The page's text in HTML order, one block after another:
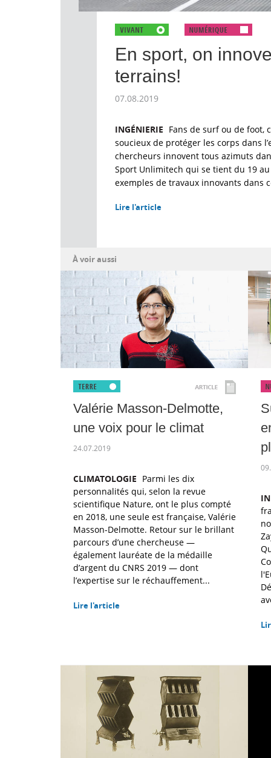
En sport, on
terrains!
07.08.2019
INGÉNIERIE Fans de surf ou de foot,
soucieux de protéger les corps dans
chercheurs innovent tous azimuts
Sport Unlimitech qui se tient du 19
exemples de travaux innovants dans
Lire l'article
À voir aussi
Valérie Masson-Delmotte,
une voix pour le climat
24.07.2019
CLIMATOLOGIE Parmi les dix
personnalités qui, selon la revue
scientifique Nature, ont le plus compté
en 2018, une seule est française, Valérie
Masson-Delmotte. Retour sur le brillant
parcours d’une chercheuse —
également lauréate de la médaille
d’argent du CNRS 2019 — dont
l’expertise sur le réchauffement...
Lire l'article